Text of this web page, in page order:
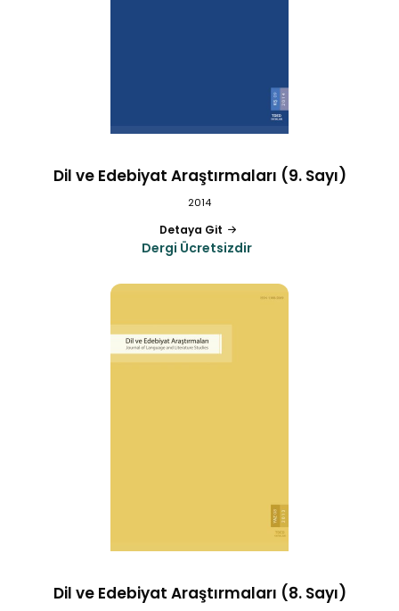
Dil ve Edebiyat Araştırmaları (9. Sayı)
2014
Detaya Git
Dergi Ücretsizdir
Dil ve Edebiyat Araştırmaları (8. Sayı)